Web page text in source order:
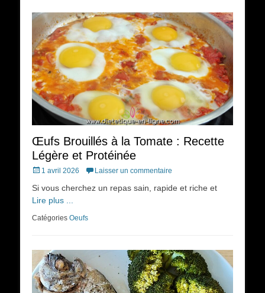
Œufs Brouillés à la Tomate : Recette
Légère et Protéinée
Posted
1 avril 2026 Laisser un commentaire
Si vous cherchez un repas sain, rapide et riche et
Lire plus ...
Catégories Oeufs